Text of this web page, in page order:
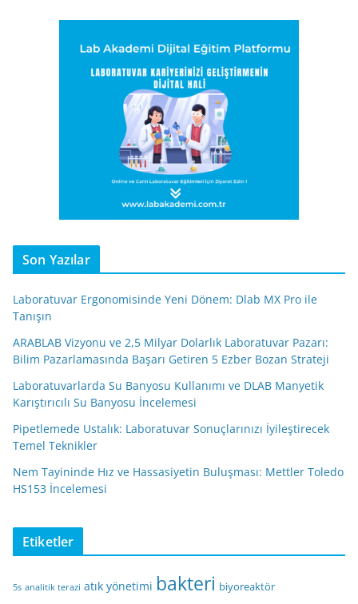
Son Yazılar
Laboratuvar Ergonomisinde Yeni Dönem: Dlab MX Pro ile
Tanışın
ARABLAB Vizyonu ve 2,5 Milyar Dolarlık Laboratuvar Pazarı:
Bilim Pazarlamasında Başarı Getiren 5 Ezber Bozan Strateji
Laboratuvarlarda Su Banyosu Kullanımı ve DLAB Manyetik
Karıştırıcılı Su Banyosu İncelemesi
Pipetlemede Ustalık: Laboratuvar Sonuçlarınızı İyileştirecek
Temel Teknikler
Nem Tayininde Hız ve Hassasiyetin Buluşması: Mettler Toledo
HS153 İncelemesi
Etiketler
5s analitik terazi atık yönetimi bakteri biyoreaktör